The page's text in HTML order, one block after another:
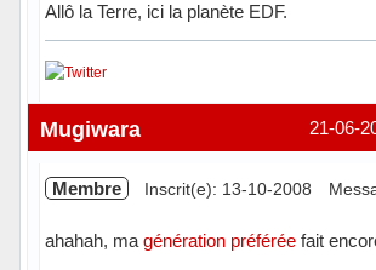
Allô la Terre, ici la planète EDF.
Hors ligne 21-06-
Mugiwara
Membre Inscrit(e): 13-10-2008
ahahah, magénération préféréefait